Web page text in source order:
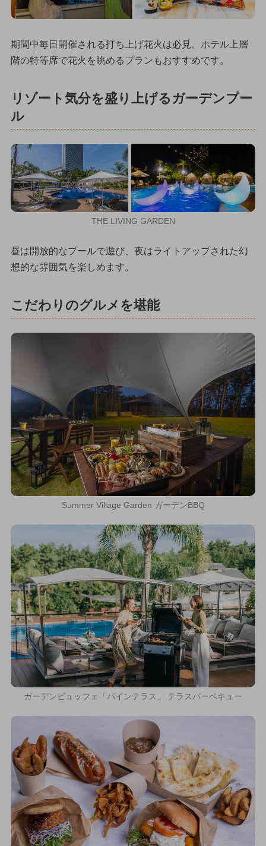
期間中毎日開催される打ち上げ花火は必見。ホテル上層
階の特等席で花火を眺めるプランもおすすめです。
リゾート気分を盛り上げるガーデンプー
ル
THE LIVING GARDEN
昼は開放的なプールで遊び、夜はライトアップされた幻
想的な雰囲気を楽しめます。
こだわりのグルメを堪能
Summer Village Garden ガーデンBBQ
ガーデンビュッフェ「パインテラス」 テラスバーベキュー